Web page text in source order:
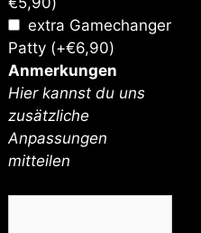
extra Gamechanger
Patty (+€6,90)
Anmerkungen
Hier kannst du uns
zusätzliche
Anpassungen
mitteilen